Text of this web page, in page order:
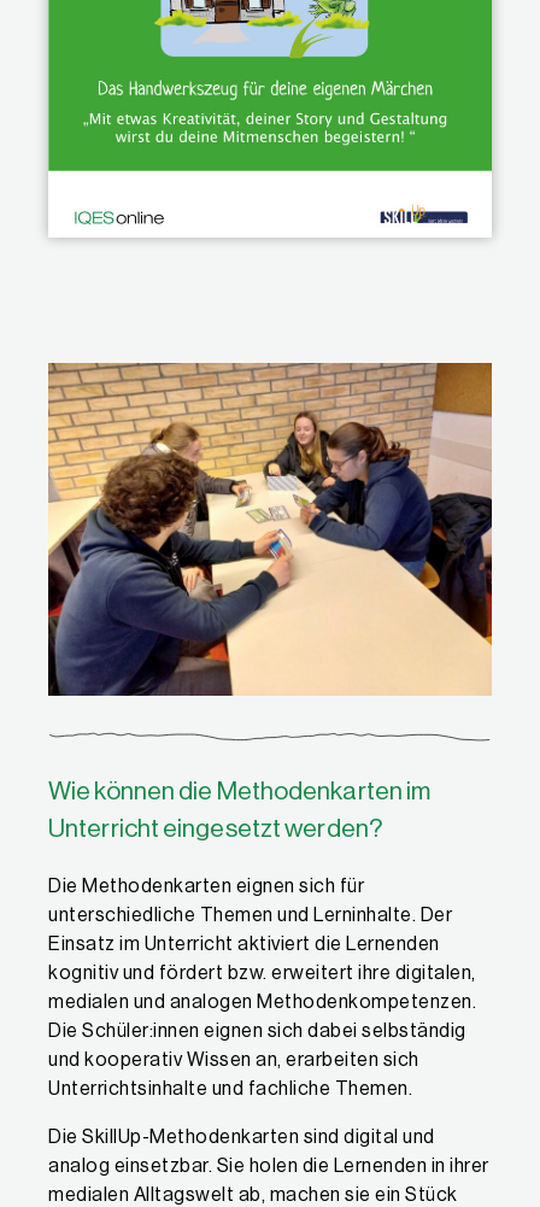
Wie können die Methodenkarten im
Unterricht eingesetzt werden?
Die Methodenkarten eignen sich für
unterschiedliche Themen und Lerninhalte. Der
Einsatz im Unterricht aktiviert die Lernenden
kognitiv und fördert bzw. erweitert ihre digitalen,
medialen und analogen Methodenkompetenzen.
Die Schüler:innen eignen sich dabei selbständig
und kooperativ Wissen an, erarbeiten sich
Unterrichtsinhalte und fachliche Themen.
Die SkillUp-Methodenkarten sind digital und
analog einsetzbar. Sie holen die Lernenden in ihrer
medialen Alltagswelt ab, machen sie ein Stück